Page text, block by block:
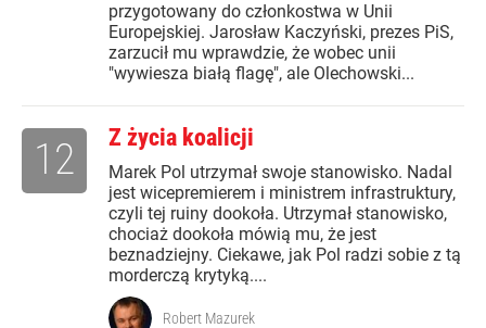
przygotowany do członkostwa w Unii
Europejskiej. Jarosław Kaczyński, prezes PiS,
zarzucił mu wprawdzie, że wobec unii
"wywiesza białą flagę", ale Olechowski...
Z życia koalicji
Marek Pol utrzymał swoje stanowisko. Nadal
jest wicepremierem i ministrem infrastruktury,
czyli tej ruiny dookoła. Utrzymał stanowisko,
chociaż dookoła mówią mu, że jest
beznadziejny. Ciekawe, jak Pol radzi sobie z tą
morderczą krytyką....
12
Robert Mazurek